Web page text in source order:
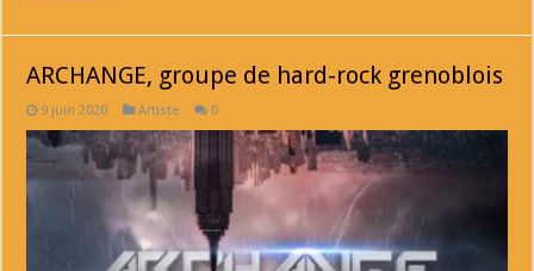
ARCHANGE, groupe de hard-rock grenoblois
9 juin 2020 Artiste 0